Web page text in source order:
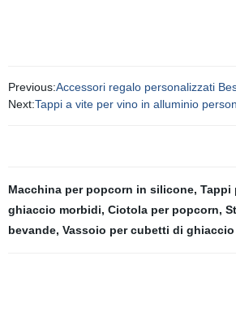
Previous:Accessori regalo personalizzati
Next:Tappi a vite per vino in alluminio
Macchina per popcorn in silicone, Tappi
ghiaccio morbidi, Ciotola per popcorn,
bevande, Vassoio per cubetti di